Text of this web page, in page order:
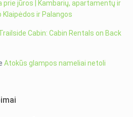
prie jūros | Kambarių, apartamentų ir
ir Palangos
Cabin: Cabin Rentals on Back
Atokūs glampos nameliai netoli